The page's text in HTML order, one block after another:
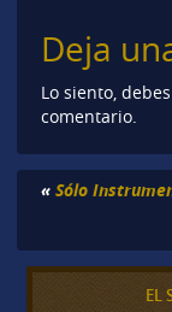
Deja
Lo siento,
comentario.
« Sólo
EL